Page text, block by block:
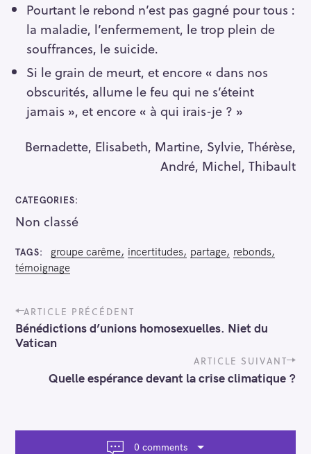
Pourtant le rebond n’est pas gagné pour tous :
la maladie, l’enfermement, le trop plein de
souffrances, le suicide.
Si le grain de meurt, et encore « dans nos
obscurités, allume le feu qui ne s’éteint
jamais », et encore « à qui irais-je ? »
Bernadette, Elisabeth, Martine, Sylvie, Thérèse,
André, Michel, Thibault
CATEGORIES
Non classé
TAGS groupe carême incertitudes partage
rebonds
témoignage
P
o
s
t
a
ARTICLE PRÉCÉDENT
Bénédictions d’unions homosexuelles. Niet du
Vatican
ARTICLE SUIVANT
Quelle espérance devant la crise climatique ?
0 comments
r